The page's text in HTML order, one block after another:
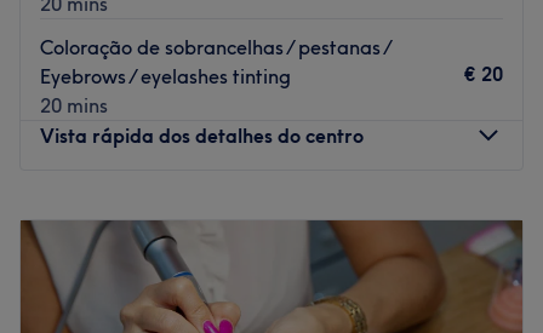
Estou localizada no centro do Porto, no coração da Baixa,
mesmo ao lado do supermercado Pingo Doce, no prédio
do Sindicato do Trabalho, 4.º andar. Será um prazer
receber você!
Coloração de sobrancelhas / pestanas /
Eyebrows / eyelashes tinting
20 mins
€ 20
Vista rápida dos detalhes do centro
Terça-feira
–20:00
Quarta-feira
09:00–
20:00
Quinta-feira
Sexta-feira
09:00–20:00